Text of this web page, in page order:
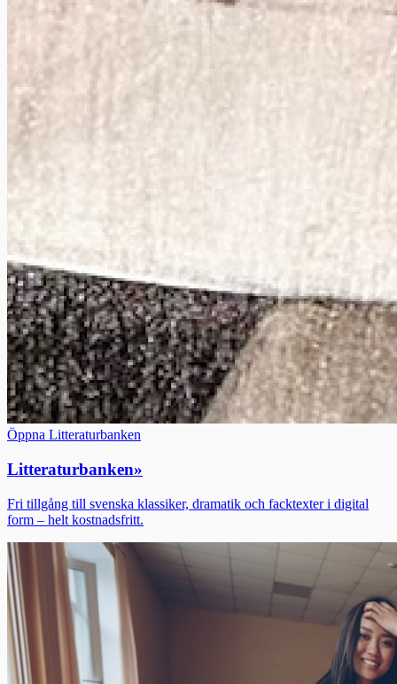
Öppna Litteraturbanken
Litteraturbanken»
Fri tillgång till svenska klassiker, dramatik och facktexter i digital
form – helt kostnadsfritt.